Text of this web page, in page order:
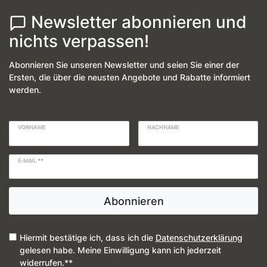
Newsletter abonnieren und
nichts verpassen!
Abonnieren Sie unseren Newsletter und seien Sie einer der
Ersten, die über die neusten Angebote und Rabatte informiert
werden.
VORNAME NACHNAME
E-MAIL **
Abonnieren
Hiermit bestätige ich, dass ich die Daten­schutz­erklärung
gelesen habe. Meine Einwilligung kann ich jederzeit
widerrufen.**